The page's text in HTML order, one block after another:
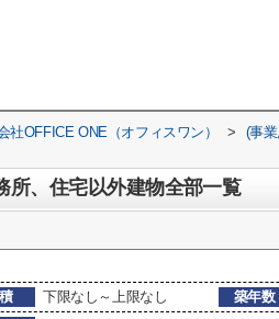
OFFICE ONE（オフィスワン） > (事
所、住宅以外建物全部一覧
下限なし～上限なし 築年数